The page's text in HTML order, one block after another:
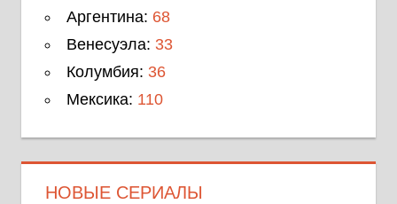
Аргентина: 68
Венесуэла: 33
Колумбия: 36
Мексика: 110
НОВЫЕ СЕРИАЛЫ